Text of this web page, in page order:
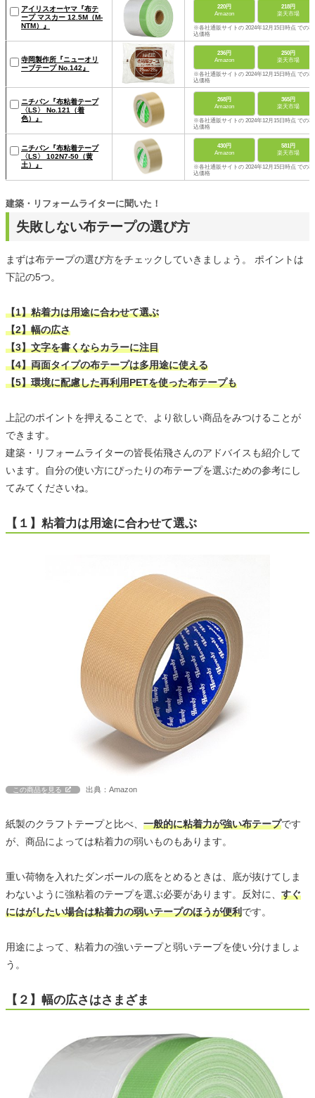
アイリスオーヤマ『布テ
ープ マスカー 12.5M（M-
NTM）』
220円
Amazon
218円
楽天市場
※各社通販サイトの 2024年12月15日時点 での税
込価格
寺岡製作所『ニューオリ
ーブテープ No.142』
236円
Amazon
250円
楽天市場
※各社通販サイトの 2024年12月15日時点 での税
込価格
ニチバン『布粘着テープ
〈LS〉 No.121（着
色）』
268円
Amazon
365円
楽天市場
※各社通販サイトの 2024年12月15日時点 での税
込価格
ニチバン『布粘着テープ
〈LS〉 102N7-50（黄
土）』
430円
Amazon
581円
楽天市場
※各社通販サイトの 2024年12月15日時点 での税
込価格
失敗しない布テープの選び方
建築・リフォームライターに聞いた！
まずは布テープの選び方をチェックしていきましょう。 ポイントは
下記の5つ。
【1】粘着力は用途に合わせて選ぶ
【2】幅の広さ
【3】文字を書くならカラーに注目
【4】両面タイプの布テープは多用途に使える
【5】環境に配慮した再利用PETを使った布テープも
上記のポイントを押えることで、より欲しい商品をみつけることが
できます。
建築・リフォームライターの皆長佑飛さんのアドバイスも紹介して
います。自分の使い方にぴったりの布テープを選ぶための参考にし
てみてくださいね。
【１】粘着力は用途に合わせて選ぶ
この商品を見る 出典：Amazon
紙製のクラフトテープと比べ、 一般的に粘着力が強い布テープです
が、商品によっては粘着力の弱いものもあります。
重い荷物を入れたダンボールの底をとめるときは、底が抜けてしま
わないように強粘着のテープを選ぶ必要があります。反対に、 すぐ
にはがしたい場合は粘着力の弱いテープのほうが便利です。
用途によって、粘着力の強いテープと弱いテープを使い分けましょ
う。
【２】幅の広さはさまざま